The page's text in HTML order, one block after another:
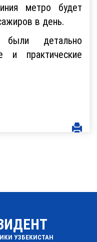
метро будет
в день.
детально
и практические
УЗБЕКИСТАН